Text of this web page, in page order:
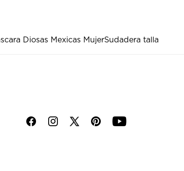
Diosas Mexicas MujerSudadera talla
f i p y